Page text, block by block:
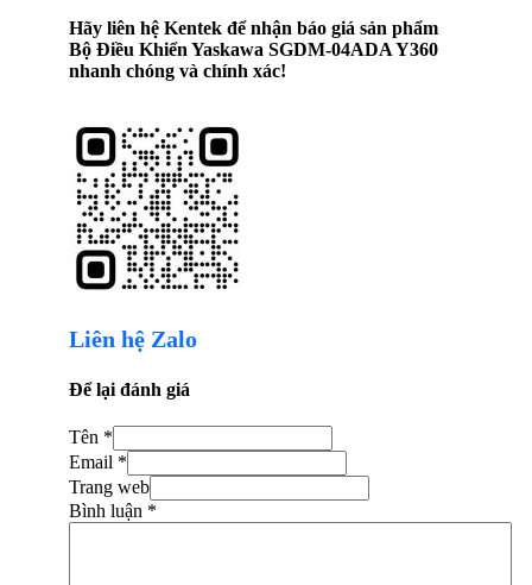
Hãy liên hệ Kentek để nhận báo giá sản phẩm
Bộ Điều Khiển Yaskawa SGDM-04ADA Y360
nhanh chóng và chính xác!
Liên hệ Zalo
Để lại đánh giá
Tên *
Email *
Trang web
Bình luận *